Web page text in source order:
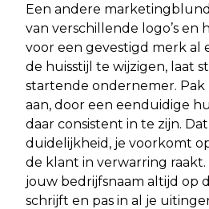
Een andere
van verschillende logo’s en
voor een gevestigd merk al
de huisstijl te wijzigen, laat
startende ondernemer.
aan, door een eenduidige
daar consistent in te zijn.
duidelijkheid, je voorkomt
de klant in verwarring
jouw bedrijfsnaam altijd op
schrijft en pas in al je